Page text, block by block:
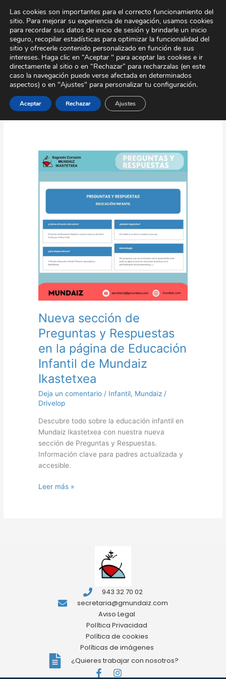
contenido
Tour Virtual Área Privada Contacto
adaptación infantil
Nueva sección de
Preguntas y Respuestas
en la página de Educación
Infantil de Mundaiz
Ikastetxea
Deja un comentario / Infantil, Mundaiz/
Drivelop
Descubre todo sobre la educación infantil en
Mundaiz Ikastetxea con nuestra nueva
sección de Preguntas y Respuestas.
Información clave para padres actualizada y
accesible.
Nueva
sección
Preguntas
Respuestas
en
página
de
Educación
Mundaiz
Ikastetxea
Leer más »
943 32 70 02
secretaria@gmundaiz.com
Aviso Legal
Política Privacidad
Política de cookies
Políticas de imágenes
¿Quieres trabajar con nosotros?
Las cookies son importantes para el correcto funcionamiento del
sitio. Para mejorar su experiencia de navegación, usamos cookies
para recordar sus datos de inicio de sesión y brindarle un inicio
seguro, recopilar estadísticas para optimizar la funcionalidad del
sitio y ofrecerle contenido personalizado en función de sus
intereses. Haga clic en “Aceptar " para aceptar las cookies e ir
directamente al sitio o en “Rechazar” para recharzalas (en este
caso la navegación puede verse afectada en determinados
aspectos) o en "Ajustes" para personalizar tu configuración.
Aceptar Rechazar Ajustes